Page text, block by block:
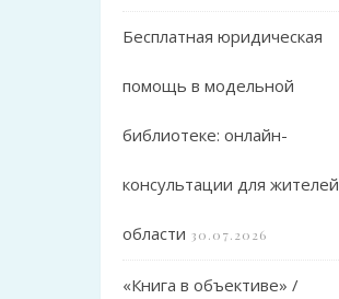
Бесплатная юридическая
помощь в модельной
библиотеке: онлайн-
консультации для жителей
области 30.07.2026
«Книга в объективе» /